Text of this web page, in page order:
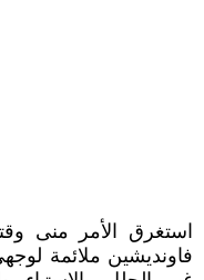
استغرق الأمر منى
فاونديشين ملائمة